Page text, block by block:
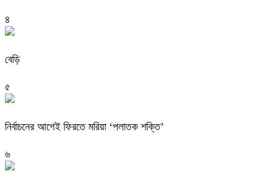
৪
বেড়ি
৫
নির্বাচনের আগেই ফিরতে মরিয়া ‘পলাতক শক্তি’
৬